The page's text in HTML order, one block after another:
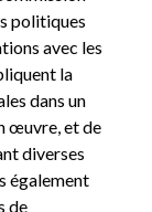
politiques
avec les
la
dans un
œuvre, et de
diverses
également
de